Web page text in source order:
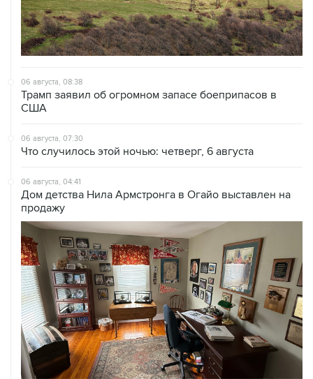
06 августа, 08:38
Трамп заявил об огромном запасе боеприпасов в
США
06 августа, 07:30
Что случилось этой ночью: четверг, 6 августа
06 августа, 04:41
Дом детства Нила Армстронга в Огайо выставлен на
продажу